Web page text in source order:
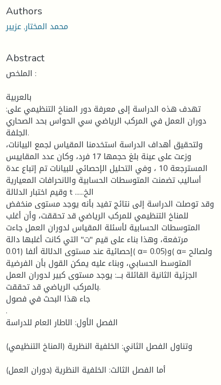
Authors
محمد المختار, عزيبر
Abstract
الملخص :
بالعربية
:تهدف هذه الدراسة إلى معرفة دور المناخ التنظيمي على
دوران العمل في المركب الرياضي سي الحواس بحد الصحاري
الجلفة.
ولتحقيق أهداف الدراسة استخدمنا المقياس لجمع البيانات،
وزعت على عينة بلغ حجمها 17 فرد، وكان عدد المقاييس
المسترجعة 10 ، وفي التحليل الإحصائي للبيانات تم إتباع عدة
أساليب تضمنت المتوسطات الحسابية والانحرافات المعيارية
وقيم اختبار الدلالة t ......الخ
وقد توصلت الدراسة إلى نتائج تفيد بأنه يوجد مستوى منخفض
للمناخ التنظيمي للمركب الرياضي قد تحققت، وأن أغلب
المتوسطات الحسابية لأسئلة المقياس لدوران العمل جاءت
مرتفعة، وهذا بناء على قيم "ت" التي كانت أغلبها دالة
إحصائية عند مستوى الدلالة ألفا (0.01( α= و(0.05( α= ولصالح
المتوسط الحسابي، وبناء عليه يمكن القول بأن الفرضية
الجزئية الثانية القائلة بـــ: يوجد مستوى كبير لدوران العمل
بالمركب الرياضي قد تحققت.
جاء هذا البحث في فصول
.
الفصل الأول: الاطار العام للدراسة
وتناول الفصل الثاني: الخلفية النظرية (المناخ التنظيمي)
أما الفصل الثالث: الخلفية النظرية (دوران العمل)